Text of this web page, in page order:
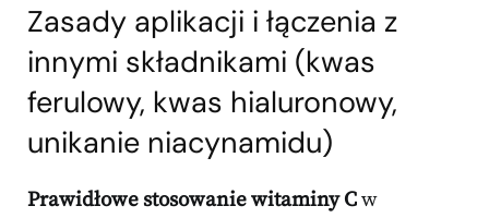
Zasady aplikacji i łączenia z
innymi składnikami (kwas
ferulowy, kwas hialuronowy,
unikanie niacynamidu)
Prawidłowe stosowanie witaminy Cw